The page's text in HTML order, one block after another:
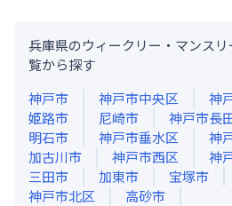
兵庫県のウィークリー・マンス
覧から探す
神戸市
神戸市中央区 神
姫路市
尼崎市 神戸市長
明石市
神戸市垂水区
神
加古川市
神戸市西区 神
三田市
加東市 宝塚市
神戸市北区
高砂市